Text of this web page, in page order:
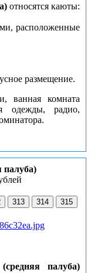
относятся каюты:
расположенные
размещение.
ванная комната
одежды, радио,
палуба)
313 314
315
палуба)